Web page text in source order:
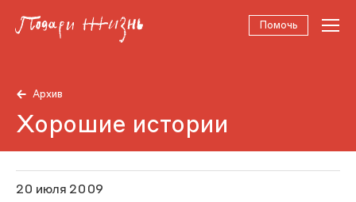
Помочь
Архив
Хорошие истории
20 июля 2009